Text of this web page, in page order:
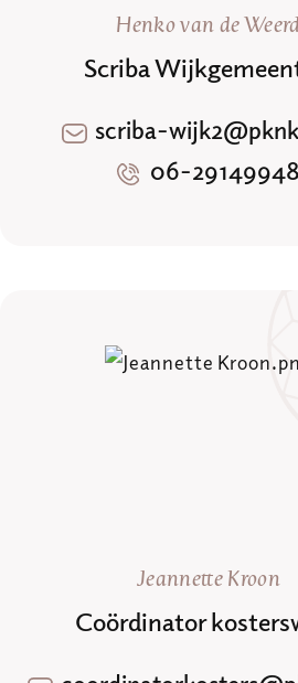
Henko van de
Scriba
scriba-
06-29149948
Jeannette Kroon
Coördinator